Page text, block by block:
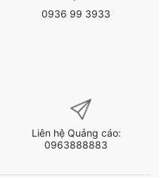
0936 99 3933
Liên hệ Quảng cáo:
0963888883